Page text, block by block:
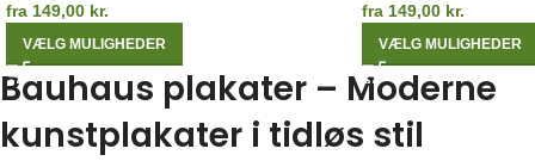
fra 149,00 kr.
VÆLG MULIGHEDER
fra 149,00 kr.
VÆLG MULIGHEDER
Bauhaus plakater – Moderne
kunstplakater i tidløs stil